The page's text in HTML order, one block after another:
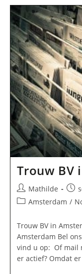
Trouw BV
Bericht
auteur:
Mathilde
Berichtcategorie:
Amsterdam /
Trouw BV in
Amsterdam Bel
vind u op: Of mail
er actief? Omdat